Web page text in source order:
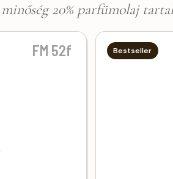
20% parfümolaj
FM 52f Bestseller